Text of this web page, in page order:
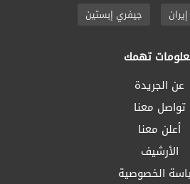
جيفري إبستين
تهمك
عن الجريدة
تواصل معنا
أعلن معنا
الأرشيف
الخصوصية